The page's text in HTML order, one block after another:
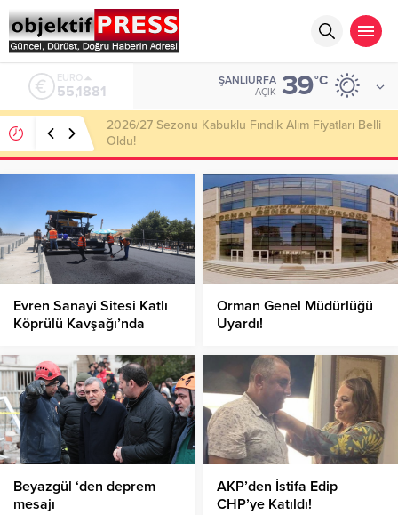
ALTIN
6.660,55
ŞANLIURFA
AÇIK 39°C
Haliliye Belediyesi Her Gün 4 Bin 898 Kişiye Sıcak
Yemek Ulaştırıyor!
Evren Sanayi Sitesi Katlı
Köprülü Kavşağı’nda
Ediyor!
Orman Genel Müdürlüğü
Uyardı!
Beyazgül ‘den deprem
mesajı
AKP’den İstifa Edip
CHP’ye Katıldı!